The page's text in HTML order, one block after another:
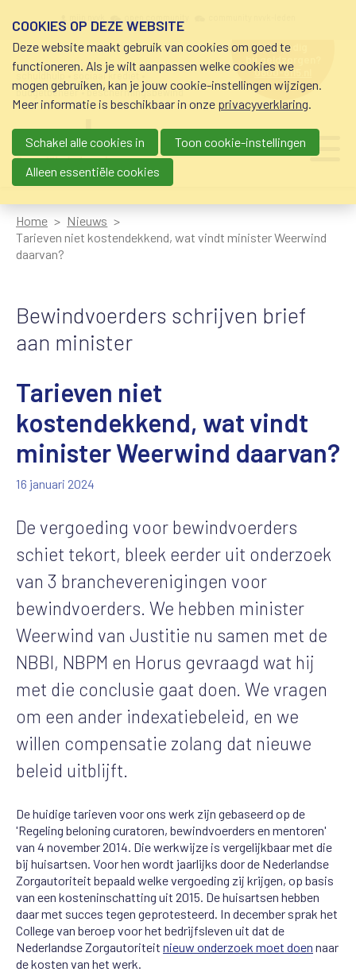
schuldhulp • sociaal krediet •
budgetbeheer • beschermingsbewind
hulp nodig
bij geldzorgen?
0800-8115.nl
Main navigation
Home
Nieuws
Tarieven niet kostendekkend, wat vindt minister Weerwind
daarvan?
Bewindvoerders schrijven brief
aan minister
Tarieven niet
kostendekkend, wat vindt
minister Weerwind daarvan?
16 januari 2024
De vergoeding voor bewindvoerders
schiet tekort, bleek eerder uit onderzoek
van 3 brancheverenigingen voor
bewindvoerders. We hebben minister
Weerwind van Justitie nu samen met de
NBBI, NBPM en Horus gevraagd wat hij
met die conclusie gaat doen. We vragen
om een ander indexatiebeleid, en we
willen compensatie zolang dat nieuwe
beleid uitblijft.
De huidige tarieven voor ons werk zijn gebaseerd op de
'Regeling beloning curatoren, bewindvoerders en mentoren'
van 4 november 2014. Die werkwijze is vergelijkbaar met die
bij huisartsen. Voor hen wordt jaarlijks door de Nederlandse
Zorgautoriteit bepaald welke vergoeding zij krijgen, op basis
van een kosteninschatting uit 2015. De huisartsen hebben
daar met succes tegen geprotesteerd. In december sprak het
College van beroep voor het bedrijfsleven uit dat de
Nederlandse Zorgautoriteit nieuw onderzoek moet doen naar
de kosten van het werk.
COOKIES OP DEZE WEBSITE
Deze website maakt gebruik van cookies om goed te
functioneren. Als je wilt aanpassen welke cookies we
mogen gebruiken, kan je jouw cookie-instellingen wijzigen.
Meer informatie is beschikbaar in onze privacyverklaring.
Schakel alle cookies in
Toon cookie-instellingen
Alleen essentiële cookies